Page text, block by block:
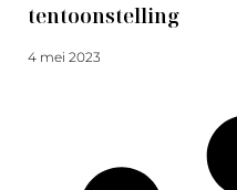
tentoonstelling
4 mei 2023